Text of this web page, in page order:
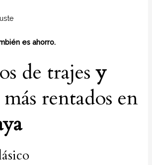
es ahorro.
de trajesy
más rentados en